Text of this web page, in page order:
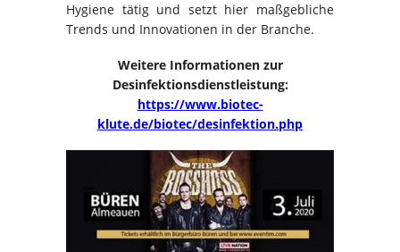
Hygiene tätig und setzt hier maßgebliche
Trends und Innovationen in der Branche.
Weitere Informationen zur
Desinfektionsdienstleistung:
https://www.biotec-
klute.de/biotec/desinfektion.php